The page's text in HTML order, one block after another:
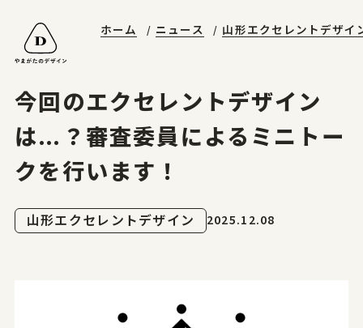
山形エクセレントデザイン
受賞ギャラリー
お問合せ
ホーム
山形エクセレントデザイン
ホーム ニュース 山形エクセレントデザイ
今回のエクセレントデザイン
は…？審査委員によるミニトー
クを行います！
山形エクセレントデザイン 2025.12.08